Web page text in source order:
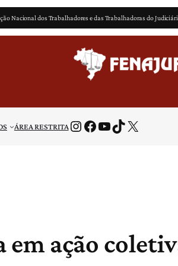
Nacional dos Trabalhadores e das Trabalhadoras do
ÁREA RESTRITAInstagram Facebook Youtube TikTok X
em ação